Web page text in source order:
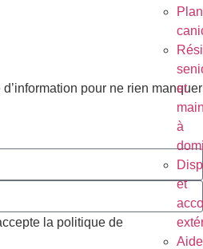
Plan
et
à
et
pour ne rien manquer
la politique de